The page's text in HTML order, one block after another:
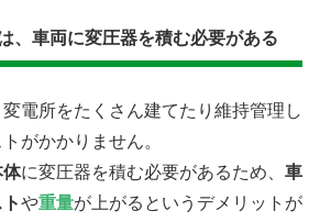
、車両に変圧器を積む必要がある
電所をたくさん建てたり維持管理し
がかかりません。
体に変圧器を積む必要があるため、 車
や重量が上がるというデメリットが